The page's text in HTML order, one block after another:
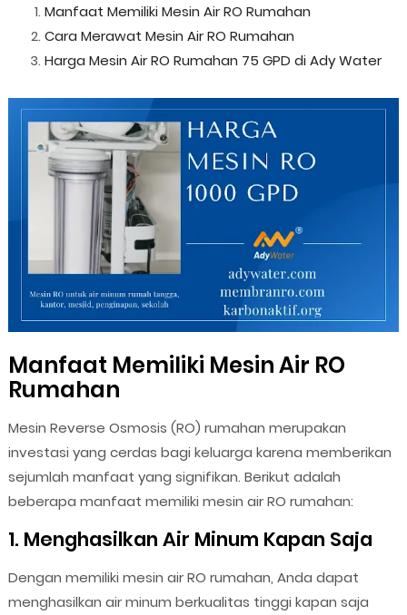
Manfaat Memiliki Mesin Air RO Rumahan
Cara Merawat Mesin Air RO Rumahan
Harga Mesin Air RO Rumahan 75 GPD di Ady Water
Manfaat Memiliki Mesin Air RO
Rumahan
Mesin Reverse Osmosis (RO) rumahan merupakan
investasi yang cerdas bagi keluarga karena memberikan
sejumlah manfaat yang signifikan. Berikut adalah
beberapa manfaat memiliki mesin air RO rumahan:
1. Menghasilkan Air Minum Kapan Saja
Dengan memiliki mesin air RO rumahan, Anda dapat
menghasilkan air minum berkualitas tinggi kapan saja